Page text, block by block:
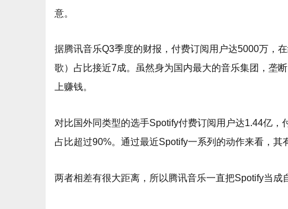
意。
据腾讯音乐Q3季度的财报，付费订阅用户达5000万，
歌）占比接近7成。虽然身为国内最大的音乐集团，垄
上赚钱。
对比国外同类型的选手Spotify付费订阅用户达1.44亿
占比超过90%。通过最近Spotify一系列的动作来看，其
两者相差有很大距离，所以腾讯音乐一直把Spotify当成